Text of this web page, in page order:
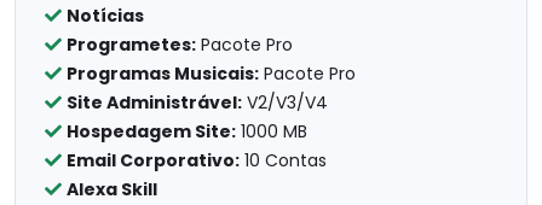
Notícias
Programetes: Pacote Pro
Programas Musicais: Pacote Pro
Site Administrável: V2/V3/V4
Hospedagem Site: 1000 MB
Email Corporativo: 10 Contas
Alexa Skill